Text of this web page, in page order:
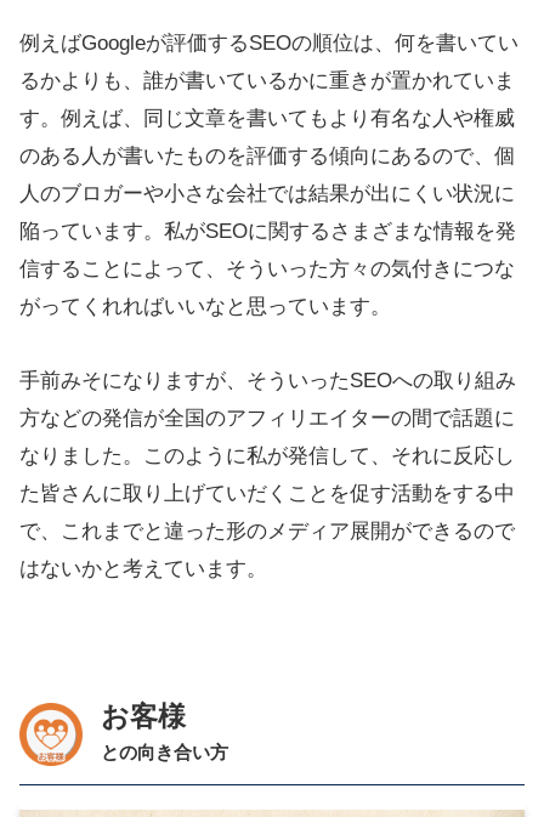
例えばGoogleが評価するSEOの順位は、何を書いてい
るかよりも、誰が書いているかに重きが置かれていま
す。例えば、同じ文章を書いてもより有名な人や権威
のある人が書いたものを評価する傾向にあるので、個
人のブロガーや小さな会社では結果が出にくい状況に
陥っています。私がSEOに関するさまざまな情報を発
信することによって、そういった方々の気付きにつな
がってくれればいいなと思っています。
手前みそになりますが、そういったSEOへの取り組み
方などの発信が全国のアフィリエイターの間で話題に
なりました。このように私が発信して、それに反応し
た皆さんに取り上げていだくことを促す活動をする中
で、これまでと違った形のメディア展開ができるので
はないかと考えています。
お客様
との向き合い方